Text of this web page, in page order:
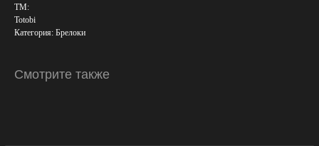
ТМ:
Totobi
Категория: Брелоки
Смотрите также